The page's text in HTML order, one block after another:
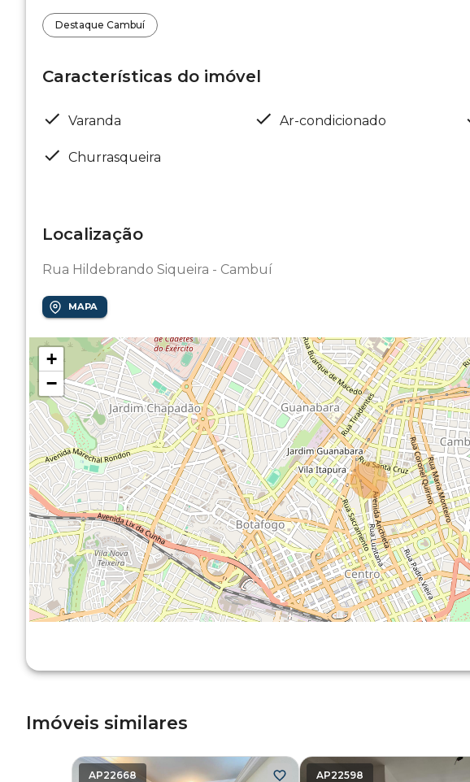
Destaque Cambuí
Características do imóvel
Varanda Ar-condicionado
Churrasqueira
Localização
Rua Hildebrando Siqueira - Cambuí
MAPA
+
−
Imóveis similares
AP22668 AP22598